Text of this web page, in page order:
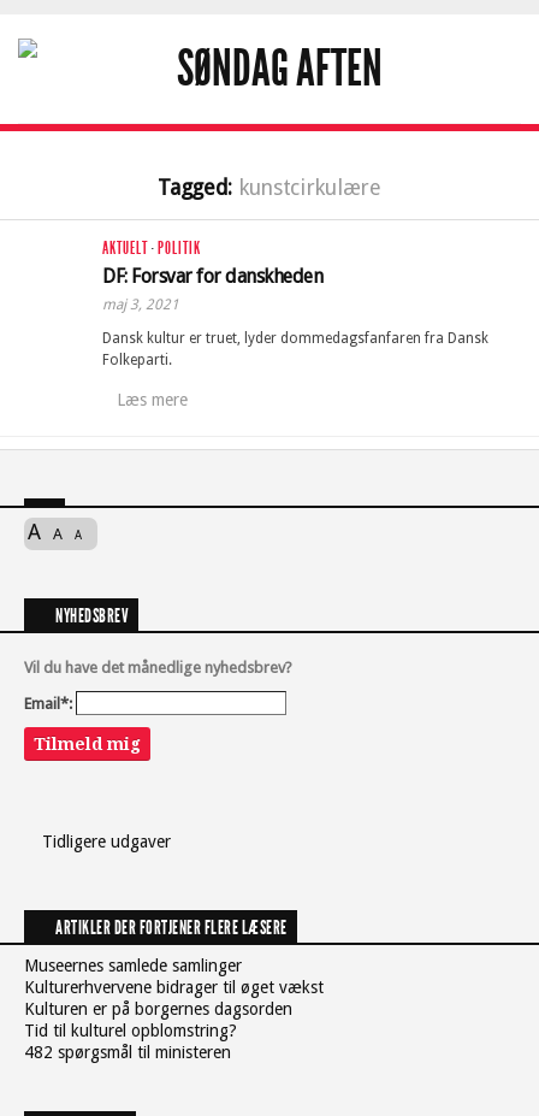
Tagged: kunstcirkulære
AKTUELT· POLITIK
DF: Forsvar for danskheden
maj 3, 2021
Dansk kultur er truet, lyder dommedagsfanfaren fra Dansk
Folkeparti.
Læs mere
A A A
NYHEDSBREV
Vil du have det månedlige nyhedsbrev?
Email*:
Tilmeld mig
Tidligere udgaver
ARTIKLER DER FORTJENER FLERE LÆSERE
Museernes samlede samlinger
Kulturerhvervene bidrager til øget vækst
Kulturen er på borgernes dagsorden
Tid til kulturel opblomstring?
482 spørgsmål til ministeren